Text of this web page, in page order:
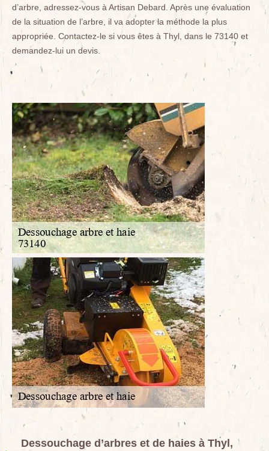
d’arbre, adressez-vous à Artisan Debard. Après une évaluation
de la situation de l’arbre, il va adopter la méthode la plus
appropriée. Contactez-le si vous êtes à Thyl, dans le 73140 et
demandez-lui un devis.
Dessouchage d’arbres et de haies à Thyl,